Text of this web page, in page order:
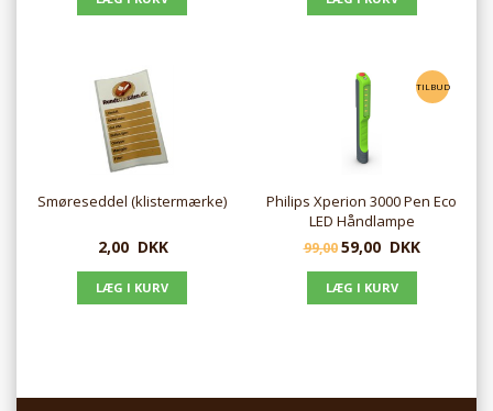
Smøreseddel (klistermærke)
2,00 DKK
TILBUD
Philips Xperion 3000 Pen Eco
LED Håndlampe
99,00 59,00DKK